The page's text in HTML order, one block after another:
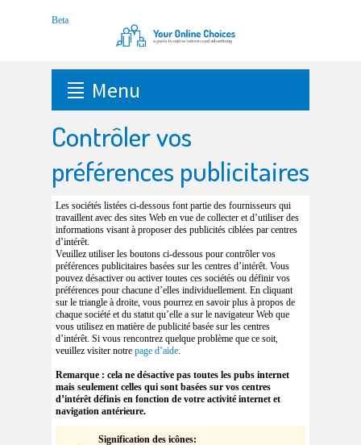
Menu
Contrôler vos
préférences publicitaires
Les sociétés listées ci-dessous font partie des fournisseurs qui
travaillent avec des sites Web en vue de collecter et d’utiliser des
informations visant à proposer des publicités ciblées par centres
d’intérêt.
Veuillez utiliser les boutons ci-dessous pour contrôler vos
préférences publicitaires basées sur les centres d’intérêt. Vous
pouvez désactiver ou activer toutes ces sociétés ou définir vos
préférences pour chacune d’elles individuellement. En cliquant
sur le triangle à droite, vous pourrez en savoir plus à propos de
chaque société et du statut qu’elle a sur le navigateur Web que
vous utilisez en matière de publicité basée sur les centres
d’intérêt. Si vous rencontrez quelque problème que ce soit,
veuillez visiter notre page d’aide.
Remarque : cela ne désactive pas toutes les pubs internet
mais seulement celles qui sont basées sur vos centres
d’intérêt définis en fonction de votre activité internet et
navigation antérieure.
Signification des icônes: